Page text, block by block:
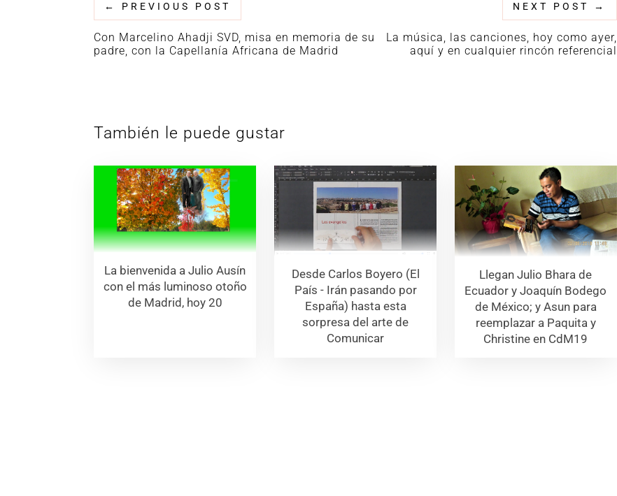
← PREVIOUS POST
Con Marcelino Ahadji SVD, misa en memoria de su
padre, con la Capellanía Africana de Madrid
NEXT POST →
La música, las canciones, hoy como ayer,
aquí y en cualquier rincón referencial
También le puede gustar
La bienvenida a Julio Ausín
con el más luminoso otoño
de Madrid, hoy 20
Desde Carlos Boyero (El
País - Irán pasando por
España) hasta esta
sorpresa del arte de
Comunicar
Llegan Julio Bhara de
Ecuador y Joaquín Bodego
de México; y Asun para
reemplazar a Paquita y
Christine en CdM19